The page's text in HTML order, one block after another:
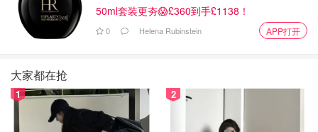
50ml套装更夯😱£360到手£1138！
0 Helena Rubinstein APP打开
大家都在抢
1 2